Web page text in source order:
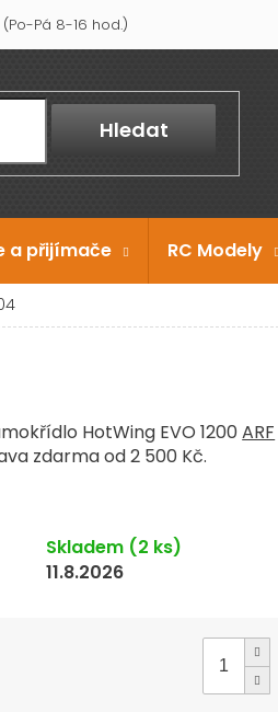
Hledat
a přijímače RC Modely
HotWing EVO 1200ARF
zdarma od 2 500 Kč.
Skladem (2 ks)
11.8.2026